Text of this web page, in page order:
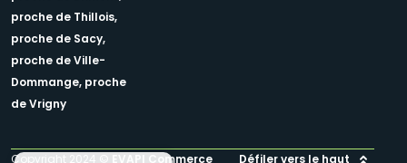
proche de Thillois,
proche de Sacy,
proche de Ville-
Dommange, proche
de Vrigny